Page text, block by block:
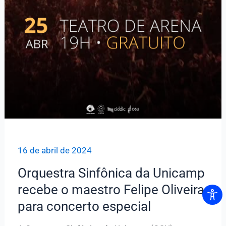
16 de abril de 2024
Orquestra Sinfônica da Unicamp
recebe o maestro Felipe Oliveira
para concerto especial